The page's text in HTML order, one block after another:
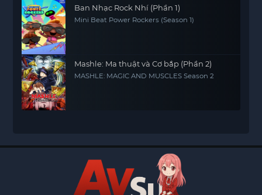
Ban Nhạc Rock Nhí (Phần 1)
Mini Beat Power Rockers (Season 1)
Mashle: Ma thuật và Cơ bắp (Phần 2)
MASHLE: MAGIC AND MUSCLES Season 2